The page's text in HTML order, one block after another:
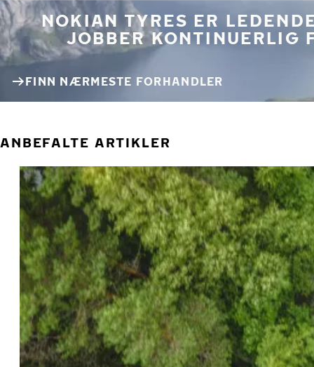
NOKIAN TYRES ER
JOBBER KONTINUERLIG
FINN NÆRMESTE FORHANDLER
ANBEFALTE ARTIKLER